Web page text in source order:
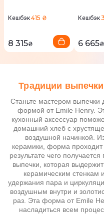
Кешбэк415 ₴
8 315₴
Кешбэк
6 665₴
Традиции
Станьте мастером выпечки
формой от Emile Henry.
кухонный аксессуар
домашний хлеб с
воздушной начинкой.
керамики, форма проходит
результате чего
выпечки, которая
керамическим стенкам
удержания пара и
воздушным внутри и
раз. Эта форма от Emile
насладиться всем